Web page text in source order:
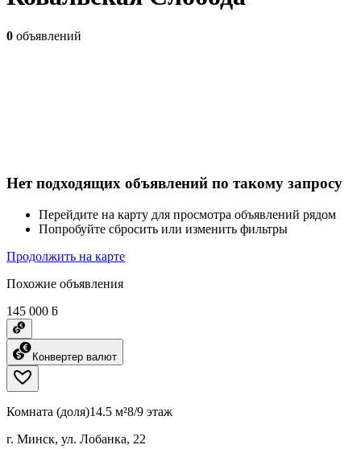
0 объявлений
Нет подходящих объявлений по такому запросу
Перейдите на карту для просмотра объявлений рядом
Попробуйте сбросить или изменить фильтры
Продолжить на карте
Похожие объявления
145 000 ƃ
Конвертер валют
Комната (доля)14.5 м²8/9 этаж
г. Минск, ул. Лобанка, 22